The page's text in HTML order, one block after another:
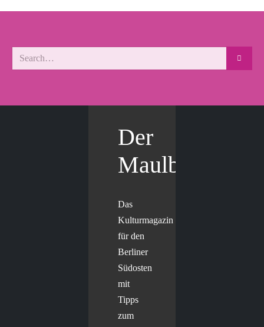
Der
Maulbär
Das
Kulturmagazin
für den
Berliner
Südosten
mit
Tipps
zum